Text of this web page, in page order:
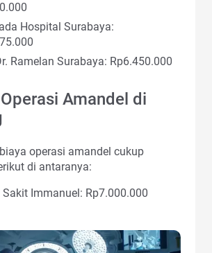
Hospital Surabaya:
Ramelan Surabaya: Rp6.450.000
Amandel di
operasi amandel cukup
di antaranya:
Sakit Immanuel: Rp7.000.000